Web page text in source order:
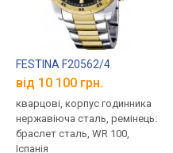
FESTINA F20562/4
від 10 100 грн.
кварцові, корпус годинника
нержавіюча сталь, ремінець:
браслет сталь, WR 100,
Іспанія